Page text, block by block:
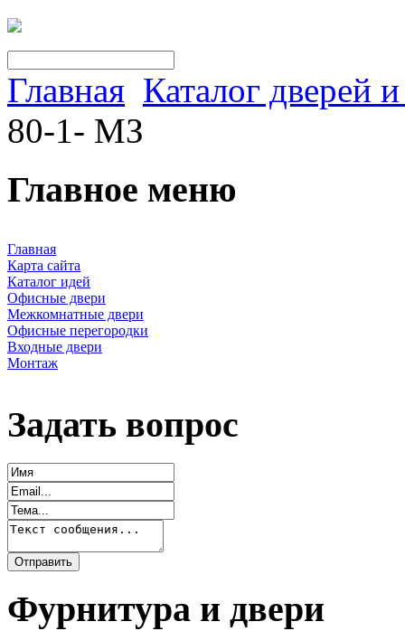
Главная Каталог дверей
80-1- МЗ
Главное меню
Главная
Карта сайта
Каталог идей
Офисные двери
Межкомнатные двери
Офисные перегородки
Входные двери
Монтаж
Задать вопрос
Фурнитура и двери